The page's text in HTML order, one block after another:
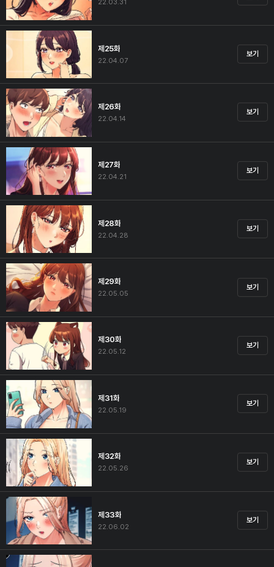
22.03.31
제25화
22.04.07
보기
제26화
22.04.14
보기
제27화
22.04.21
보기
제28화
22.04.28
보기
제29화
22.05.05
보기
제30화
22.05.12
보기
제31화
22.05.19
보기
제32화
22.05.26
보기
제33화
22.06.02
보기